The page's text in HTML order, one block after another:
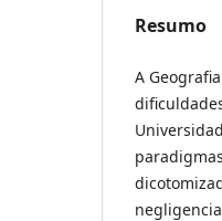
Resumo
A